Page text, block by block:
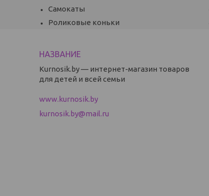
Самокаты
Роликовые коньки
Kurnosik.by — интернет-магазин товаров
для детей и всей семьи
www.kurnosik.by
kurnosik.by@mail.ru